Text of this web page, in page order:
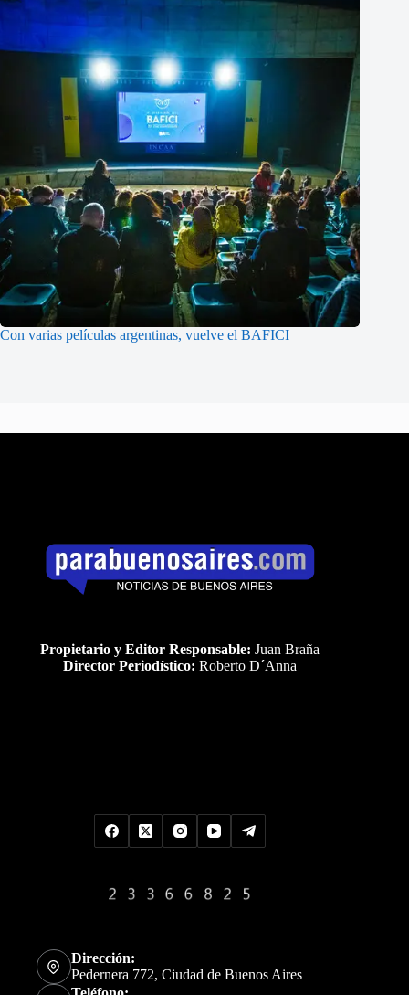
Con varias películas argentinas, vuelve el BAFICI
Propietario y Editor Responsable: Juan Braña
Director Periodístico: Roberto D´Anna
Dirección:
Pedernera 772, Ciudad de Buenos Aires